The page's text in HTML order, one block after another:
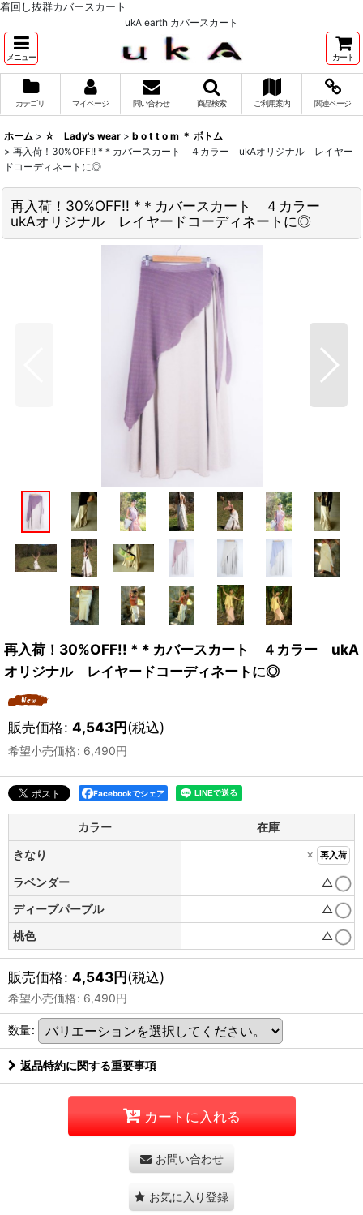
着回し抜群カバースカート
ukA earth カバースカート
メニュー カート
カテゴリ マイページ 問い合わせ 商品検索 ご利用案内 関連ページ
ホーム > ☆ Lady's wear > b o t t o m ＊ ボトム
> 再入荷！30%OFF!! *＊カバースカート ４カラー ukAオリジナル レイヤー
ドコーディネートに◎
再入荷！30%OFF!! *＊カバースカート ４カラー
ukAオリジナル レイヤードコーディネートに◎
再入荷！30%OFF!! *＊カバースカート ４カラー ukA
オリジナル レイヤードコーディネートに◎
販売価格: 4,543円(税込)
希望小売価格: 6,490円
Facebookでシェア
カラー
在庫
きなり
× 再入荷
ラベンダー
△
ディープパープル
△
桃色
△
販売価格: 4,543円(税込)
希望小売価格: 6,490円
数量:
返品特約に関する重要事項
カートに入れる
お問い合わせ
お気に入り登録